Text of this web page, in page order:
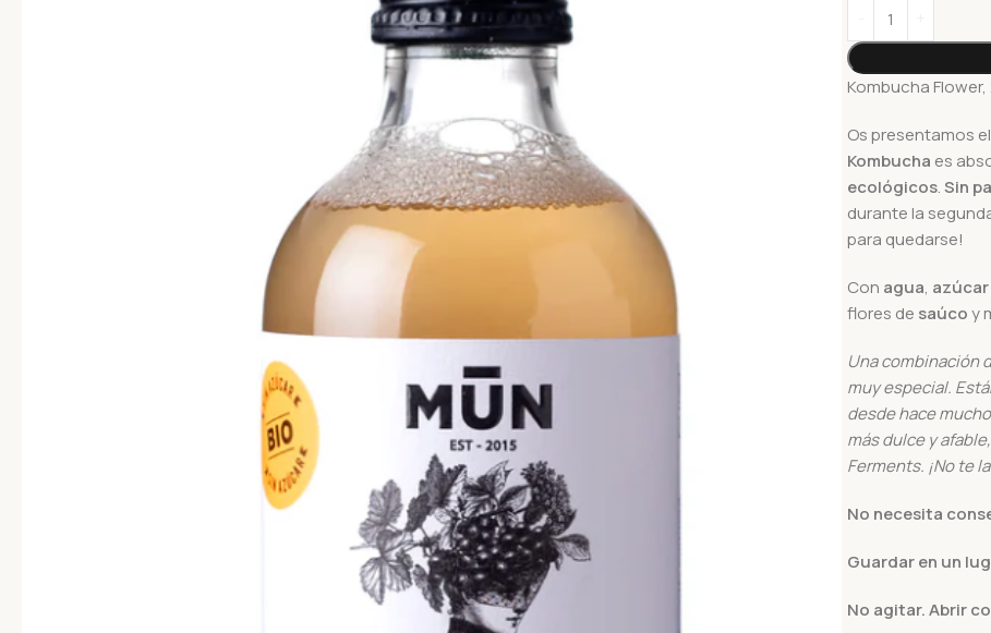
Kombucha Flower,
Os presentamos
Kombucha es
ecológicos.Sin
durante la
para quedarse!
Con agua,
flores de saúcoy
Una combinación
muy especial.
desde hace
más dulce y
Ferments. ¡No te
No necesita
Guardar en un
No agitar. Abrir